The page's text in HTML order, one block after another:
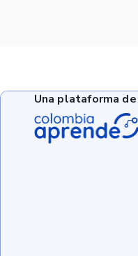
Una plataforma de